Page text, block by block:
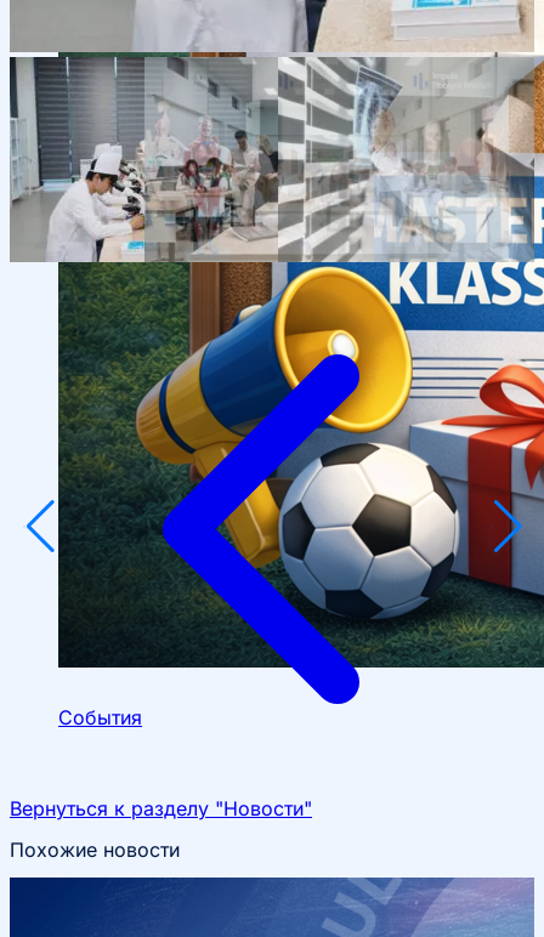
Спортивные и культурные мероприятия
Студенческие организацииСтуденческое
общежитиеПоддержка студентовСтуденческое
научное общество
События
Вернуться к разделу "Новости"
Похожие новости